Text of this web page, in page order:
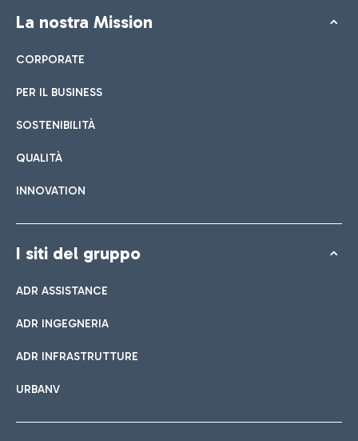
La nostra Mission
CORPORATE
PER IL BUSINESS
SOSTENIBILITÀ
QUALITÀ
INNOVATION
I siti del gruppo
ADR ASSISTANCE
ADR INGEGNERIA
ADR INFRASTRUTTURE
URBANV